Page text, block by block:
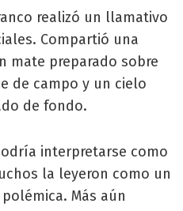
realizó un llamativo
Compartió una
mate preparado sobre
de campo y un cielo
de fondo.
interpretarse como
la leyeron como un
Más aún